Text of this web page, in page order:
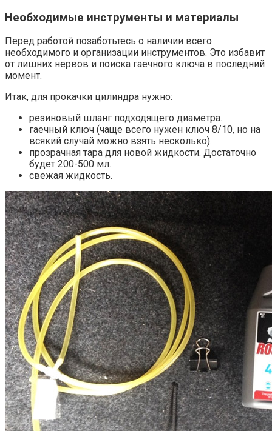
Необходимые инструменты и материалы
Перед работой позаботьтесь о наличии всего
необходимого и организации инструментов. Это избавит
от лишних нервов и поиска гаечного ключа в последний
момент.
Итак, для прокачки цилиндра нужно:
резиновый шланг подходящего диаметра.
гаечный ключ (чаще всего нужен ключ 8/10, но на
всякий случай можно взять несколько).
прозрачная тара для новой жидкости. Достаточно
будет 200-500 мл.
свежая жидкость.